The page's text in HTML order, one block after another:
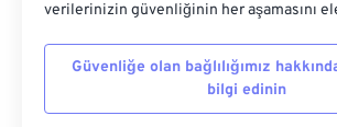
verilerinizin güvenliğinin her aşamasını
Güvenliğe olan bağlılığımız
bilgi edinin